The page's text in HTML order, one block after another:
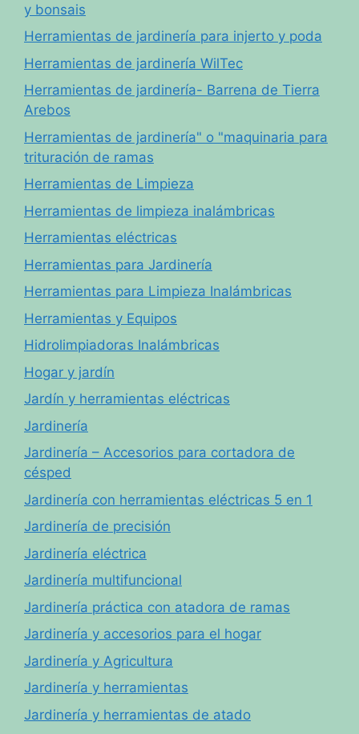
y bonsais
Herramientas de jardinería para injerto y poda
Herramientas de jardinería WilTec
Herramientas de jardinería- Barrena de Tierra
Arebos
Herramientas de jardinería" o "maquinaria para
trituración de ramas
Herramientas de Limpieza
Herramientas de limpieza inalámbricas
Herramientas eléctricas
Herramientas para Jardinería
Herramientas para Limpieza Inalámbricas
Herramientas y Equipos
Hidrolimpiadoras Inalámbricas
Hogar y jardín
Jardín y herramientas eléctricas
Jardinería
Jardinería – Accesorios para cortadora de
césped
Jardinería con herramientas eléctricas 5 en 1
Jardinería de precisión
Jardinería eléctrica
Jardinería multifuncional
Jardinería práctica con atadora de ramas
Jardinería y accesorios para el hogar
Jardinería y Agricultura
Jardinería y herramientas
Jardinería y herramientas de atado